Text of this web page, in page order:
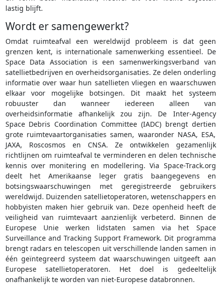
lastig blijft.
Wordt er samengewerkt?
Omdat ruimteafval een wereldwijd probleem is dat geen
grenzen kent, is internationale samenwerking essentieel. De
Space Data Association is een samenwerkingsverband van
satellietbedrijven en overheidsorganisaties. Ze delen onderling
informatie over waar hun satellieten vliegen en waarschuwen
elkaar voor mogelijke botsingen. Dit maakt het systeem
robuuster dan wanneer iedereen alleen van
overheidsinformatie afhankelijk zou zijn. De Inter-Agency
Space Debris Coordination Committee (IADC) brengt dertien
grote ruimtevaartorganisaties samen, waaronder NASA, ESA,
JAXA, Roscosmos en CNSA. Ze ontwikkelen gezamenlijk
richtlijnen om ruimteafval te verminderen en delen technische
kennis over monitering en modellering. Via Space-Track.org
deelt het Amerikaanse leger gratis baangegevens en
botsingswaarschuwingen met geregistreerde gebruikers
wereldwijd. Duizenden satellietoperatoren, wetenschappers en
hobbyisten maken hier gebruik van. Deze openheid heeft de
veiligheid van ruimtevaart aanzienlijk verbeterd. Binnen de
Europese Unie werken lidstaten samen via het Space
Surveillance and Tracking Support Framework. Dit programma
brengt radars en telescopen uit verschillende landen samen in
één geïntegreerd systeem dat waarschuwingen uitgeeft aan
Europese satellietoperatoren. Het doel is gedeeltelijk
onafhankelijk te worden van niet-Europese databronnen.